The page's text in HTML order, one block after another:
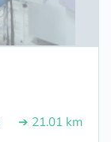
➔ 21.01 km